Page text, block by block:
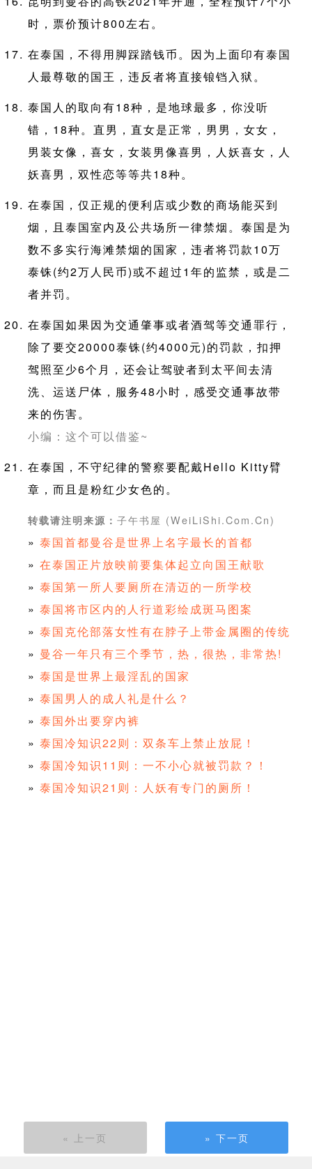
时，票价预计800左右。
在泰国，不得用脚踩踏钱币。因为上面印有泰国
人最尊敬的国王，违反者将直接锒铛入狱。
泰国人的取向有18种，是地球最多，你没听
错，18种。直男，直女是正常，男男，女女，
男装女像，喜女，女装男像喜男，人妖喜女，人
妖喜男，双性恋等等共18种。
在泰国，仅正规的便利店或少数的商场能买到
烟，且泰国室内及公共场所一律禁烟。泰国是为
数不多实行海滩禁烟的国家，违者将罚款10万
泰铢(约2万人民币)或不超过1年的监禁，或是二
者并罚。
在泰国如果因为交通肇事或者酒驾等交通罪行，
除了要交20000泰铢(约4000元)的罚款，扣押
驾照至少6个月，还会让驾驶者到太平间去清
洗、运送尸体，服务48小时，感受交通事故带
来的伤害。
小编：这个可以借鉴~
在泰国，不守纪律的警察要配戴Hello Kitty臂
章，而且是粉红少女色的。
转载请注明来源： 子午书屋 (WeiLiShi.Com.Cn)
» 泰国首都曼谷是世界上名字最长的首都
» 在泰国正片放映前要集体起立向国王献歌
» 泰国第一所人要厕所在清迈的一所学校
» 泰国将市区内的人行道彩绘成斑马图案
» 泰国克伦部落女性有在脖子上带金属圈的传统
» 曼谷一年只有三个季节，热，很热，非常热!
» 泰国是世界上最淫乱的国家
» 泰国男人的成人礼是什么？
» 泰国外出要穿内裤
» 泰国冷知识22则：双条车上禁止放屁！
» 泰国冷知识11则：一不小心就被罚款？！
» 泰国冷知识21则：人妖有专门的厕所！
« 上一页 » 下一页